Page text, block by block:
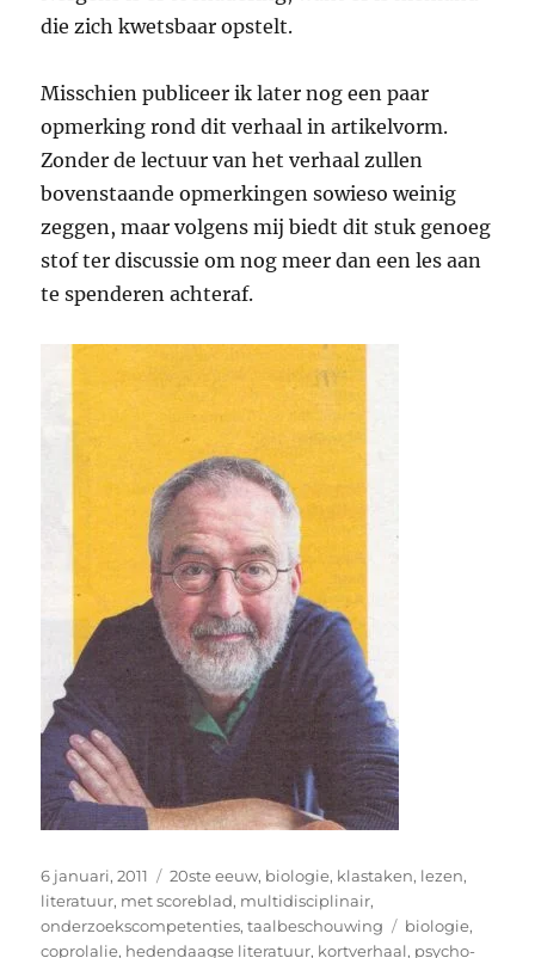
die zich kwetsbaar opstelt.
Misschien publiceer ik later nog een paar
opmerking rond dit verhaal in artikelvorm.
Zonder de lectuur van het verhaal zullen
bovenstaande opmerkingen sowieso weinig
zeggen, maar volgens mij biedt dit stuk genoeg
stof ter discussie om nog meer dan een les aan
te spenderen achteraf.
Geplaatst
op
6 januari, 2011 Categorieën
20ste eeuw, biologie, klastaken, lezen,
literatuur, met scoreblad, multidisciplinair,
onderzoekscompetenties,taalbeschouwing Tags
biologie,
coprolalie, hedendaagse literatuur, kortverhaal, psycho-